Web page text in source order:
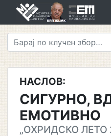
НАСЛОВ:
СИГУРНО,
ЕМОТИВНО
„ОХРИДСКО ЛЕТО